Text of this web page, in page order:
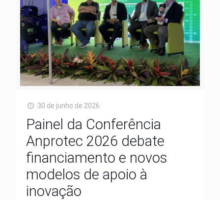
30 de junho de 2026
Painel da Conferência
Anprotec 2026 debate
financiamento e novos
modelos de apoio à
inovação